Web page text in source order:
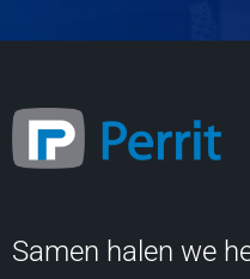
Samen halen we